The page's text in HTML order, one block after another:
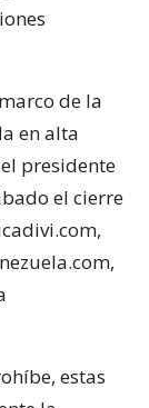
de la
en alta
presidente
el cierre
estas